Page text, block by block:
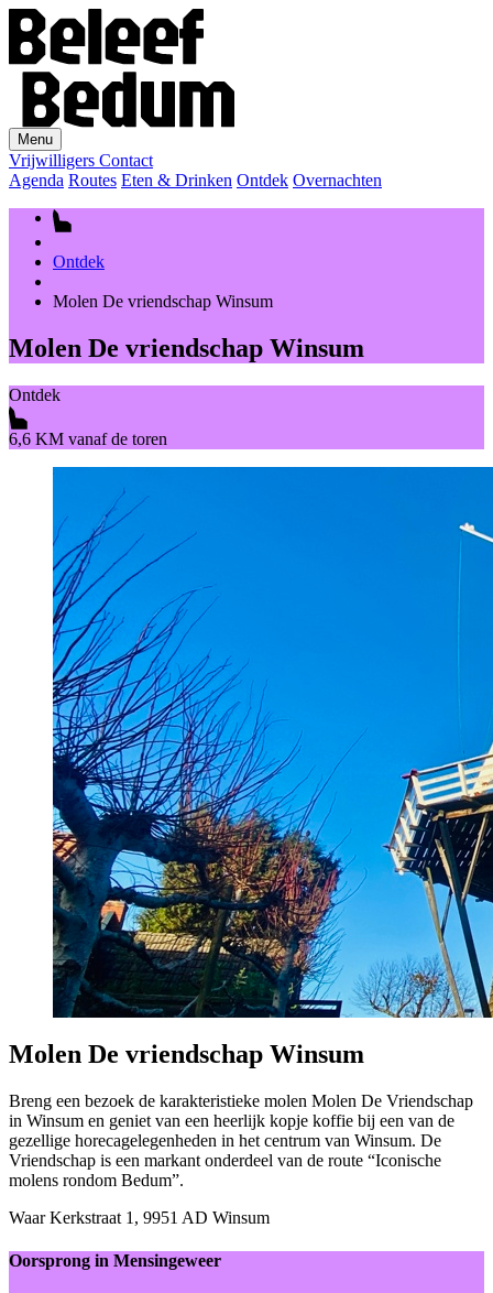
Menu
Vrijwilligers Contact
Agenda Routes Eten & Drinken Ontdek Overnachten
Ontdek
Molen De vriendschap Winsum
Molen De vriendschap Winsum
Ontdek
6,6 KM vanaf de toren
Molen De vriendschap Winsum
Breng een bezoek de karakteristieke molen Molen De Vriendschap
in Winsum en geniet van een heerlijk kopje koffie bij een van de
gezellige horecagelegenheden in het centrum van Winsum. De
Vriendschap is een markant onderdeel van de route “Iconische
molens rondom Bedum”.
Waar Kerkstraat 1, 9951 AD Winsum
Oorsprong in Mensingeweer